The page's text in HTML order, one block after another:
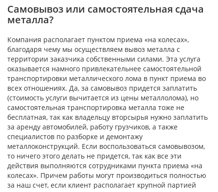
Самовывоз или самостоятельная сдача
металла?
Компания располагает пунктом приема «на колесах»,
благодаря чему мы осуществляем вывоз металла с
территории заказчика собственными силами. Эта услуга
оказывается намного привлекательнее самостоятельной
транспортировки металлического лома в пункт приема во
всех отношениях. Да, за самовывоз придется заплатить
(стоимость услуги вычитается из цены металлолома), но
самостоятельная транспортировка металла тоже не
бесплатная, так как владельцу вторсырья нужно заплатить
за аренду автомобилей, работу грузчиков, а также
специалистов по разборке и демонтажу
металлоконструкций. Если воспользоваться самовывозом,
то ничего этого делать не придется, так как все эти
действия выполняются сотрудниками пункта приема «на
колесах». Причем работы могут производиться полностью
за наш счет, если клиент располагает крупной партией